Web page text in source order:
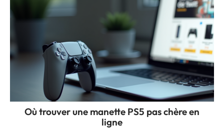
Où trouver une manette PS5 pas chère en
ligne